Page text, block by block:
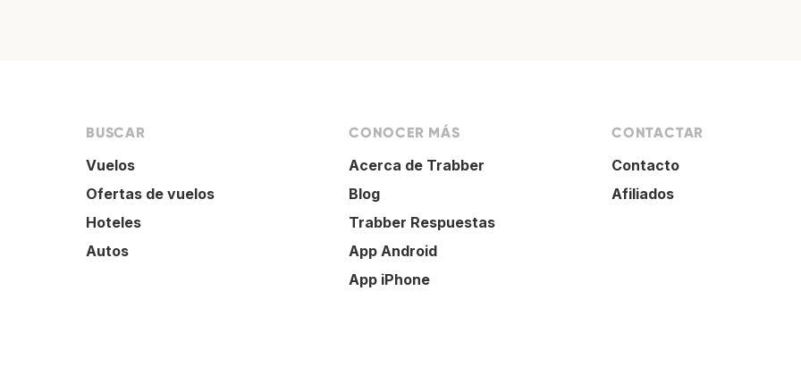
BUSCAR
Vuelos
Ofertas de vuelos
Hoteles
Autos
CONOCER MÁS
Acerca de Trabber
Blog
Trabber Respuestas
App Android
App iPhone
CONTACTAR
Contacto
Afiliados